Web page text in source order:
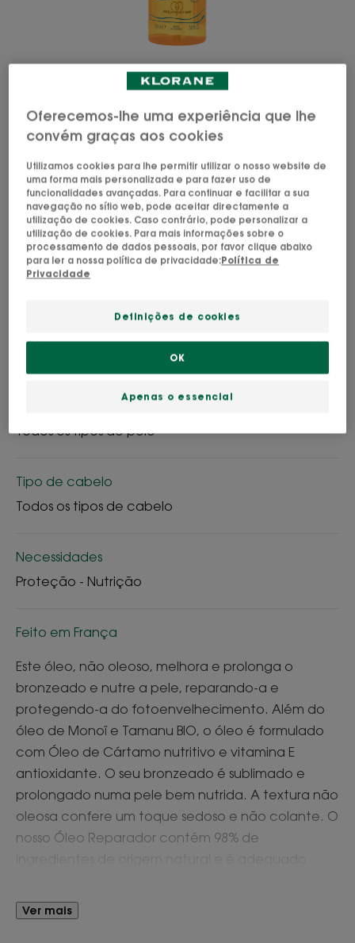
Monoï foi especialmente formulado para reparar,
nutrir e sublimar a pele após a exposição solar.
Óleo 3 em 1 para nutrir o corpo, rosto e cabelo.
Sublimador, nutritivo, reparador.
Spray Spray
150ml
Todos os tipos de pele
Tipo de cabelo
Todos os tipos de cabelo
Necessidades
Proteção - Nutrição
Feito em França
Este óleo, não oleoso, melhora e prolonga o
bronzeado e nutre a pele, reparando-a e
protegendo-a do fotoenvelhecimento. Além do
óleo de Monoï e Tamanu BIO, o óleo é formulado
com Óleo de Cártamo nutritivo e vitamina E
antioxidante. O seu bronzeado é sublimado e
prolongado numa pele bem nutrida. A textura não
oleosa confere um toque sedoso e não colante. O
nosso Óleo Reparador contém 98% de
Ver mais
Oferecemos-lhe uma experiência que lhe
convém graças aos cookies
Utilizamos cookies para lhe permitir utilizar o nosso website de
uma forma mais personalizada e para fazer uso de
funcionalidades avançadas. Para continuar e facilitar a sua
navegação no sítio web, pode aceitar directamente a
utilização de cookies. Caso contrário, pode personalizar a
utilização de cookies. Para mais informações sobre o
processamento de dados pessoais, por favor clique abaixo
para ler a nossa política de privacidade:Política de
Privacidade
Definições de cookies
Apenas o essencial
OK